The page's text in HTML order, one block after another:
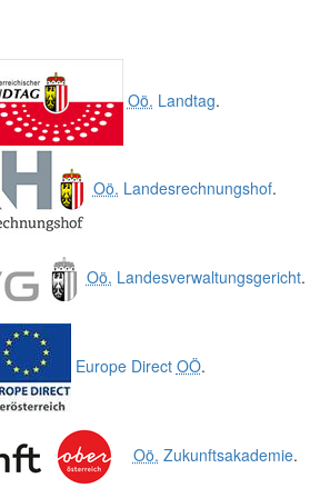
Oö. Landtag.
Oö. Landesrechnungshof.
Oö. Landesverwaltungsgericht.
Europe Direct OÖ.
Oö. Zukunftsakademie.